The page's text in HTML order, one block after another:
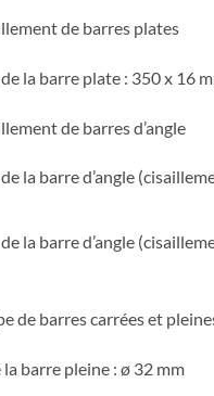
de barres plates
la barre plate : 350 x 16
de barres d’angle
la barre d’angle
la barre d’angle
de barres carrées et
barre pleine : ø 32 mm